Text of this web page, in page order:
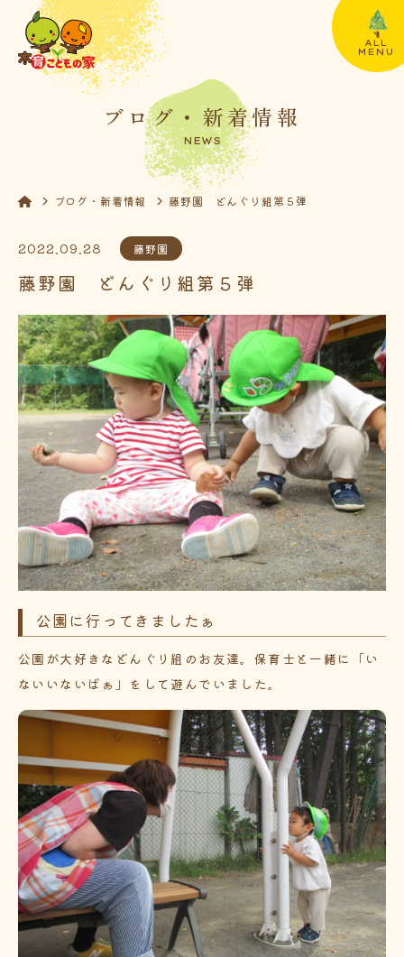
ALL
MENU
ブログ・新着情報
NEWS
ブログ・新着情報 藤野園 どんぐり組第５弾
2022.09.28 藤野園
藤野園 どんぐり組第５弾
公園に行ってきましたぁ
公園が大好きなどんぐり組のお友達。保育士と一緒に「い
ないいないばぁ」をして遊んでいました。